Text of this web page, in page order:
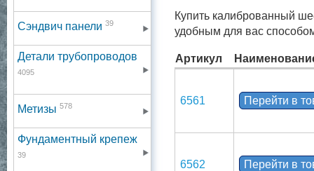
Сэндвич панели 39
Детали трубопроводов
4095
Метизы 578
Фундаментный крепеж
39
Купить калиброванный
удобным для вас
Артикул
6561 Перейти в
6562 Перейти в